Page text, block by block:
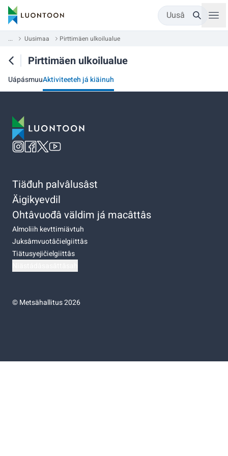
Uusâ
... Uusimaa Pirttimäen ulkoilualue
Pirttimäen ulkoilualue
UápásmuuAktiviteeteh já kiäinuh
Tiäđuh palvâlusâst
Äigikyevdil
Ohtâvuođâ väldim já macâttâs
Almoliih kevttimiävtuh
Juksâmvuotâčielgiittâs
Tiätusyejičielgiittâs
©Metsähallitus 2026